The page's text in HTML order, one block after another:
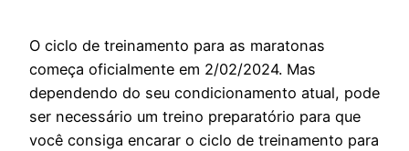
O ciclo de treinamento para as maratonas
começa oficialmente em 2/02/2024. Mas
dependendo do seu condicionamento atual, pode
ser necessário um treino preparatório para que
você consiga encarar o ciclo de treinamento para